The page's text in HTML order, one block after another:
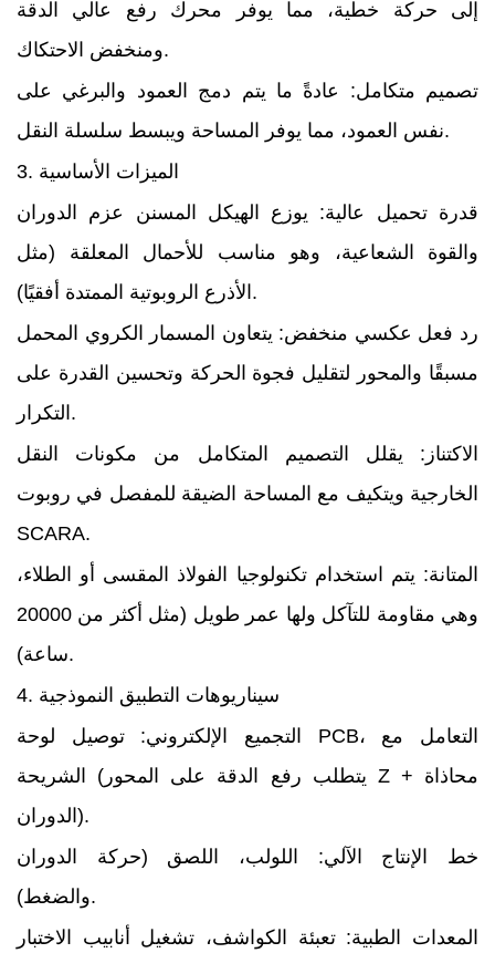
إلى حركة خطية، مما يوفر محرك رفع عالي الدقة
ومنخفض الاحتكاك.
تصميم متكامل: عادةً ما يتم دمج العمود والبرغي على
نفس العمود، مما يوفر المساحة ويبسط سلسلة النقل.
3. الميزات الأساسية
قدرة تحميل عالية: يوزع الهيكل المسنن عزم الدوران
والقوة الشعاعية، وهو مناسب للأحمال المعلقة (مثل
الأذرع الروبوتية الممتدة أفقيًا).
رد فعل عكسي منخفض: يتعاون المسمار الكروي المحمل
مسبقًا والمحور لتقليل فجوة الحركة وتحسين القدرة على
التكرار.
الاكتناز: يقلل التصميم المتكامل من مكونات النقل
الخارجية ويتكيف مع المساحة الضيقة للمفصل في روبوت
SCARA.
المتانة: يتم استخدام تكنولوجيا الفولاذ المقسى أو الطلاء،
وهي مقاومة للتآكل ولها عمر طويل (مثل أكثر من 20000
ساعة).
4. سيناريوهات التطبيق النموذجية
التجميع الإلكتروني: توصيل لوحة PCB، التعامل مع
الشريحة (يتطلب رفع الدقة على المحور Z + محاذاة
الدوران).
خط الإنتاج الآلي: اللولب، اللصق (حركة الدوران
والضغط).
المعدات الطبية: تعبئة الكواشف، تشغيل أنابيب الاختبار